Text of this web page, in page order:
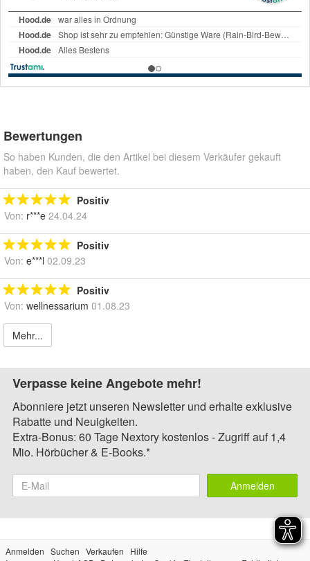
Bewertungen
So haben Kunden, die den Artikel bei diesem Verkäufer gekauft
haben, den Kauf bewertet.
Positiv
Von: r***e 24.04.24
Positiv
Von: e***l 02.09.23
Positiv
Von: wellnessarium 01.08.23
Mehr...
Verpasse keine Angebote mehr!
Abonniere jetzt unseren Newsletter und erhalte exklusive
Rabatte und Neuigkeiten.
Extra-Bonus: 60 Tage Nextory kostenlos - Zugriff auf 1,4
Mio. Hörbücher & E-Books.*
Anmelden
Anmelden Suchen Verkaufen
Hilfe